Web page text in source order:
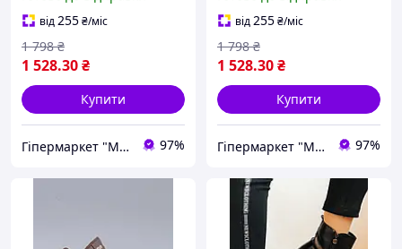
від255₴/міс
1 528.30₴
1 798 ₴
Купити
Гіпермаркет "Материк" 97%
від255₴/міс
1 528.30₴
1 798 ₴
Купити
Гіпермаркет "Материк" 97%